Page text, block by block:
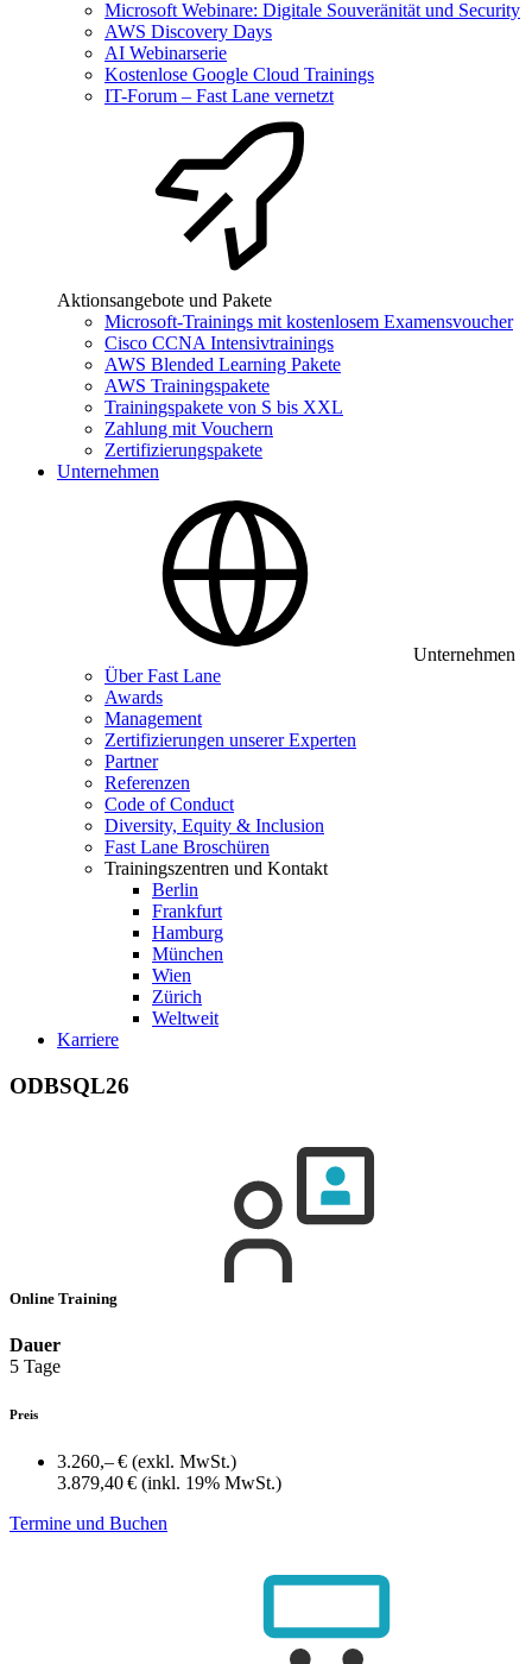
Microsoft Webinare: Digitale Souveränität und Security
AWS Discovery Days
AI Webinarserie
Kostenlose Google Cloud Trainings
IT-Forum – Fast Lane vernetzt
Aktionsangebote und Pakete
Microsoft-Trainings mit kostenlosem Examensvoucher
Cisco CCNA Intensivtrainings
AWS Blended Learning Pakete
AWS Trainingspakete
Trainingspakete von S bis XXL
Zahlung mit Vouchern
Zertifizierungspakete
Unternehmen
Unternehmen
Über Fast Lane
Awards
Management
Zertifizierungen unserer Experten
Partner
Referenzen
Code of Conduct
Diversity, Equity & Inclusion
Fast Lane Broschüren
Trainingszentren und Kontakt
Berlin
Frankfurt
Hamburg
München
Wien
Zürich
Weltweit
Karriere
ODBSQL26
Online Training
Dauer
5 Tage
Preis
3.260,– € (exkl. MwSt.)
3.879,40 € (inkl. 19% MwSt.)
Termine und Buchen